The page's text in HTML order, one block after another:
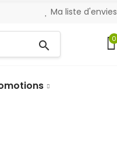
Ma liste d'envies
search 0